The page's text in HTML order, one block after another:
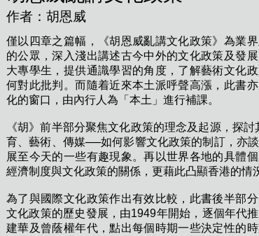
作者：胡恩威
僅以四章之篇幅，《胡恩威亂講文化政策》為業
的公眾，深入淺出講述古今中外的文化政策及發
大專學生，提供通識學習的角度，了解藝術文化
何對此批判。而隨着近來本土派呼聲高漲，此書
化的窗口，由內行人為「本土」進行補課。
《胡》前半部分聚焦文化政策的理念及起源，探
育、藝術、傳媒──如何影響文化政策的制訂，亦
展至今天的一些有趣現象。再以世界各地的具體
經濟制度與文化政策的關係，更藉此凸顯香港的情
為了與國際文化政策作出有效比較，此書後半部
文化政策的歷史發展，由1949年開始，逐個年代
建華及曾蔭權年代，點出每個時期一些決定性的